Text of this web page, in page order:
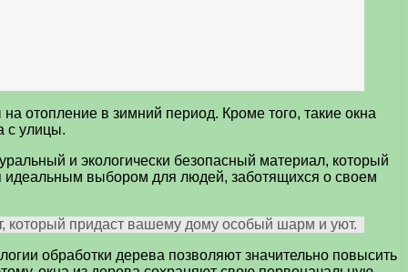
отопление в зимний период. Кроме того, такие окна
с улицы.
и экологически безопасный материал, который
идеальным выбором для людей, заботящихся о своем
который придаст вашему дому особый шарм и уют.
обработки дерева позволяют значительно повысить